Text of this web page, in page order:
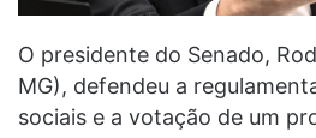
O presidente do Senado,
MG), defendeu a
sociais e a votação de um